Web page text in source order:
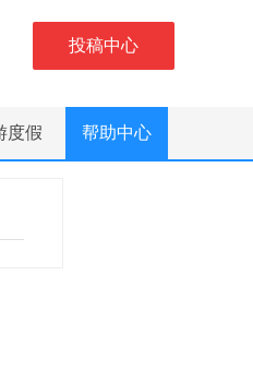
投稿中心
度假 帮助中心